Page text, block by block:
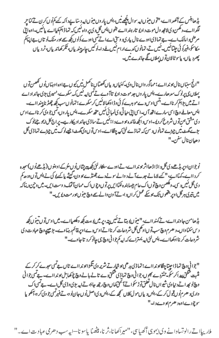
بڈھا ہنس کے آکھدا اے،"توں مینوں ایہ سوال پُچھے نیں، ایس پاروں مینوں ایہ دسنا پے دا کہ کسے کم نوں کرن تے کنا چِر
لگدا اے۔ دکھن دی لانبھ ول موت دا دیوتا رہندا اے جنہوں ایس گل دی پرواہ نئیں کہ تہاڈا کم مکیا اے یا نئیں۔ اوہ اپنی
مرضی دا مالک اے۔ جے تہاڈی اودے نال یاری دوستی اے اتے تسی اودے کولوں کجھ سمے ہور منگ لو تاں جے اپنا کم
مکا سکو، فیر کوئی چنتا نئیں۔ نئیں تے، تہانوں کدے ارام نئیں ملے دا۔ لوکیں چاء پیندیاں، ٹُکر کھاندیاں، ٹردیاں
پھردیاں، یا سوٹا لان توں پہلاں لگے جاندے نیں۔
"انج سبناں نال ہوندا اے؛ مہا گورواں نال وی۔ کئیاں دیاں لکھتاں نا مکمل نیں کیوں جے اوہ اوہناں نوں لکھن توں
پہلاں ہی پرلوک سدھارے۔ ایس پاروں جد موت دا دیوتا آوے تے تسی ایہ نئیں کہہ سکدے،'میری بڑی جائداد اے
اتے میں بڑا کم کرنا اے۔' تسی اوس دے موہرے کوئی وڈا وکھالا نئیں کر سکدے؛ تہانوں سب کجھ چھڈنا پیندا اے۔
ایس معاملے وچ اسی سارے انتھ آں۔ اسی اپنی حیاتی دی لمبائی نئیں متھ سکدے۔ ایس پاروں، تسی جو وی کرنا اے اوس
دی مشق ہن توں شروع کر دیو۔ اوس دا کجھ فائدہ ہووے دا؛ نئیں تے ساڈی جائداد بیکار ہے۔ پر اج کل ایہو جئے لوک
بڑے گھٹ نیں جیہڑے تہانوں دسن کہ تہاڈے لئی کیہ چنگا اے۔ اوس توں وی گھٹ اجیہے لوک نیں جیہڑے تہاڈی گل
دھیان نال سنن۔"
نوجوان اوپر بڈھے دی گل دا ڈاڈھا اثر ہوندا اے، تے اودے ستکار لئی کجھ پیر پشاں نوں مُڑ کے اوہنوں (بڈھے نوں) سجدہ
کردا اے۔ کہنا اے،"کسے لاما نے جدے آلے دوالے سونے دے جھنڈے ہوون، گیشے یا کسے یوگی نے ایس توں ودھ کم
دی گل نئیں دسی۔ ویکھن وچ توں اک عام جیہا بندہ لگنا ایں پر توں وچوں اک مہان آتمک دوست ایں۔ میں وچن دینا کہ
میں تیری ہر گل اوپر جتھوں تک ہو سکے عمل کراں دا، تے آون والے سمے وچ مینوں ہور مت دیویں۔"
بڈھا من جاوندا اے، تے کہندا اے،"مینوں بوہتا تے نئیں پتہ، پر میں بوہت کجھ ویکھیا اے۔ میں اوس توں تینوں کجھ
دس سکنا واں۔ دھرم وچ سب توں اوکھی گل شروعات کرنا اتے اوس دے اوپر قائم رہنا وے۔ بڑھیپے وچ عبادت دی
شروعات کرنا اوکھا اے۔ ایس لئی ایہ بہتر اے کہ ایہ کم جوانی وچ ہی چالو کر دتا جاوے۔"
"جوانی وچ تہاڈا چیتا چنگا ہوندا اے؛ تہاڈی بدھی ہوشیار تے شریر وی تگڑا ہوندا اے تاں جے تسی سجدے کر کر کے
مثبت شکتی پیدا کر سکو۔ تنتر دے بھوں، جوانی وچ تہاڈی شکتی دے تانے بانے وچ چوکھا بل ہوندا اے۔ جے تسی جوانی
وچ لوبھ اتے دنیاوی شیواں نال تعلق توڑ سکو اتے آتمتی کماں وچ رجھ جاؤ، تے ایہ بڑی وڈی گل اے۔ جے تسی اک
واری دھرم نوں قبول کر کے، ایس دیاں مول گلاں سمجھ کے، ایس دی اصل نوں جان لوو، تے فیر تسی جو وی کرو، آکھو یا
سوچو دے اوہ دھرم ہووے دا۔"
ملا ریپا اتے را لوتساوا نے وی ایہو ہی آکھیا سی،"میرا کھانا، ٹُرنا، بیٹھنا یا سونا – ایہ سب دھرمی عبادت اے۔"